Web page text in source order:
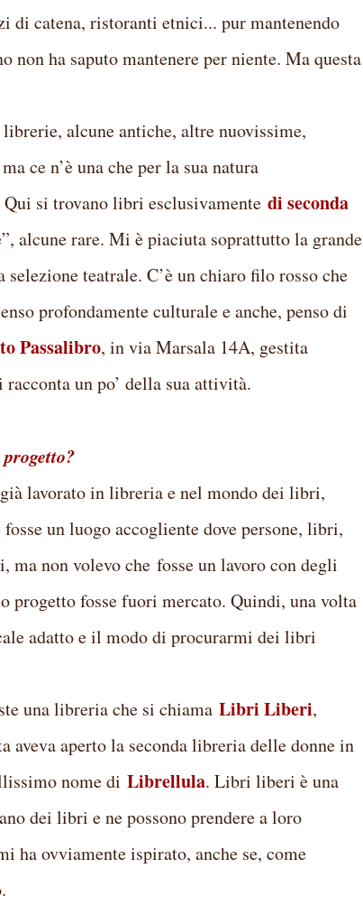
catena, ristoranti etnici... pur mantenendo
non ha saputo mantenere per niente. Ma questa
alcune antiche, altre nuovissime,
ce n’è una che per la sua natura
si trovano libri esclusivamente di seconda
alcune rare. Mi è piaciuta soprattutto la grande
teatrale. C’è un chiaro filo rosso che
profondamente culturale e anche, penso di
Passalibro, in via Marsala 14A, gestita
un po’ della sua attività.
già lavorato in libreria e nel mondo dei libri,
un luogo accogliente dove persone, libri,
non volevo che fosse un lavoro con degli
progetto fosse fuori mercato. Quindi, una volta
adatto e il modo di procurarmi dei libri
una libreria che si chiama Libri Liberi,
aveva aperto la seconda libreria delle donne in
nome di Librellula. Libri liberi è una
dei libri e ne possono prendere a loro
ha ovviamente ispirato, anche se, come